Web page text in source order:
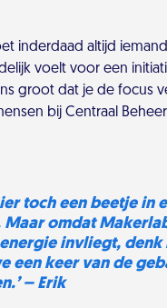
inderdaad altijd
voelt voor een
groot dat je de focus
bij Centraal
toch een beetje in
Maar omdat
invliegt, denk
een keer van de
– Erik